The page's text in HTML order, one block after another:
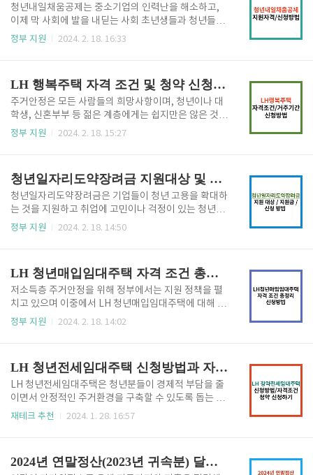
득층의 주거안정을 도모하기 위해 한국토지주택공사
또는 지방공사가 건설하여 공급하는 주택입니다. 국민
임대주택 자세히 알아보기 국민임대아파트는 시세 대
비 저렴한 임대료로 30년간 장기간 동안 거주가 가능한
니다. 임대주택 모집공고 알아보기 지역별 임대주택 알
아..
청년내일채움공제는 중소기업의 인력난을 해소하고,
이제 막 사회에 발을 내딛는 사회 초년생들과 청년들의
초기경력 형성을 지원하려는 목적입니다. 청년내일채
서 지원자격을 알아보고 신청해 보시기 바랍니다. 청년
내일채움공제란? 청년내일채움공제는 청년 만 15세 이
상 34세 이하의 청년이 중소기업에서 오래 일할 수 있
도록, 노동시장 초기의 경력형성을 지원하기 위해서 5
인이상 ~ 50인 미만의 제조업, 건설업종의 중소기업에
0만 원을 받을 수..
정부 지원 2024. 2. 18. 16:33
LH 행복주택 자격 조건 및 청약 신청 방법
주거안정은 모든 사람들의 희망사항이며, 청년이나 대
학생, 신혼부부 등 젊은 계층에게는 쉽지만은 않은 것이
사실입니다. 이에 따라 몇 년 전부터 정부에서 LH 행복
에 대해서도 자세히 알아보도록 하겠습니다. LH 행복주
택이란? LH 행복주택은 청년 (19세~39세) 신혼부부 /
대학생 등 젊은 계층의 주거에 대한 불안을 해소하기 위
해 국가 재정과 주택도시기금을 지원받아서 대중교통
이 편리하고 직장과 주거지가 가까운 곳에 주변시세보
한 지원 정책이며, 대..
정부 지원 2024. 2. 18. 15:27
청년일자리도약장려금 지원대상 및 신청방법
청년일자리도약장려금은 기업들이 청년 고용을 확대하
는 것을 지원하고 취업에 고민이나 걱정이 있는 청년들
의 취업을 촉진하고자 고용노동부에서 일자리 창출을
리도약장려금이란? 청년일자리도약장려금은 5인 이상
우선지원대상 기업에서 취업애로청년을 정규직으로 채
용하고, 6개월 이상 고용을 유지하면 최장 2년간 최대
1,200만 원을 지원해 주는 사업입니다. (지식서비스산
업, 미래유망기업, 고용위기지역 소재 기업 등은 5인 미
대상기업에 해당되며, 우선지원대상기업인지 확인을..
정부 지원 2024. 2. 18. 14:50
LH 청년매입임대주택 자격 조건 총정리 및 신청하기
저소득층 주거안정을 위해 정부에서는 지원 정책을 펼
치고 있으며 이중에서 LH 청년매입임대주택에 대해 자
세하게 알아보도록 하겠습니다. LH 청년매입임대주택
한 자격 조건 및 신청 방법을 확인해 보시고 본인의 조
건에 맞는지 확인 후 혜택을 누리시기 바랍니다. LH 청
년매입임대란? LH 청년매입임대주택은 정부에서 목돈
마련이 어려운 대학생이나 취업준비생 등 만 19세 ~ 39
세까지의 청년을 위해 주거비 부담을 줄여주기 위해 LH
매입임대주택은 보증금과 임대료..
정부 지원 2024. 2. 18. 14:02
LH 청년전세임대주택 신청방법과 자격조건 확인하고 청약 신청하기
LH 청년전세임대주택은 청년분들이 경제적 부담을 줄
이면서 안정적인 주거환경을 구축할 수 있도록 돕는 정
부 지원 프로그램입니다. LH 청년전세임대주택의 핵심
고 신청하는 방법에 대해서도 함께 알아보도록 하겠습
재테크 추천 2024. 1. 28. 16:57
2024년 연말정산(2023년 귀속분) 달라지는 점